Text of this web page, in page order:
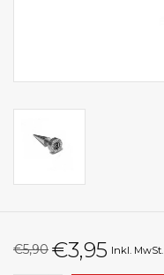
€5,90 €3,95 Inkl. MwSt.